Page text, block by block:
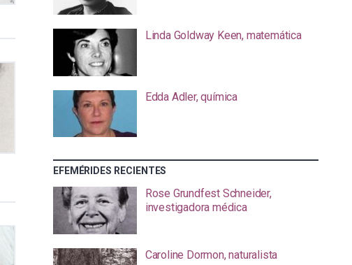
Linda Goldway Keen, matemática
Edda Adler, química
EFEMÉRIDES RECIENTES
Rose Grundfest Schneider,
investigadora médica
Caroline Dormon, naturalista